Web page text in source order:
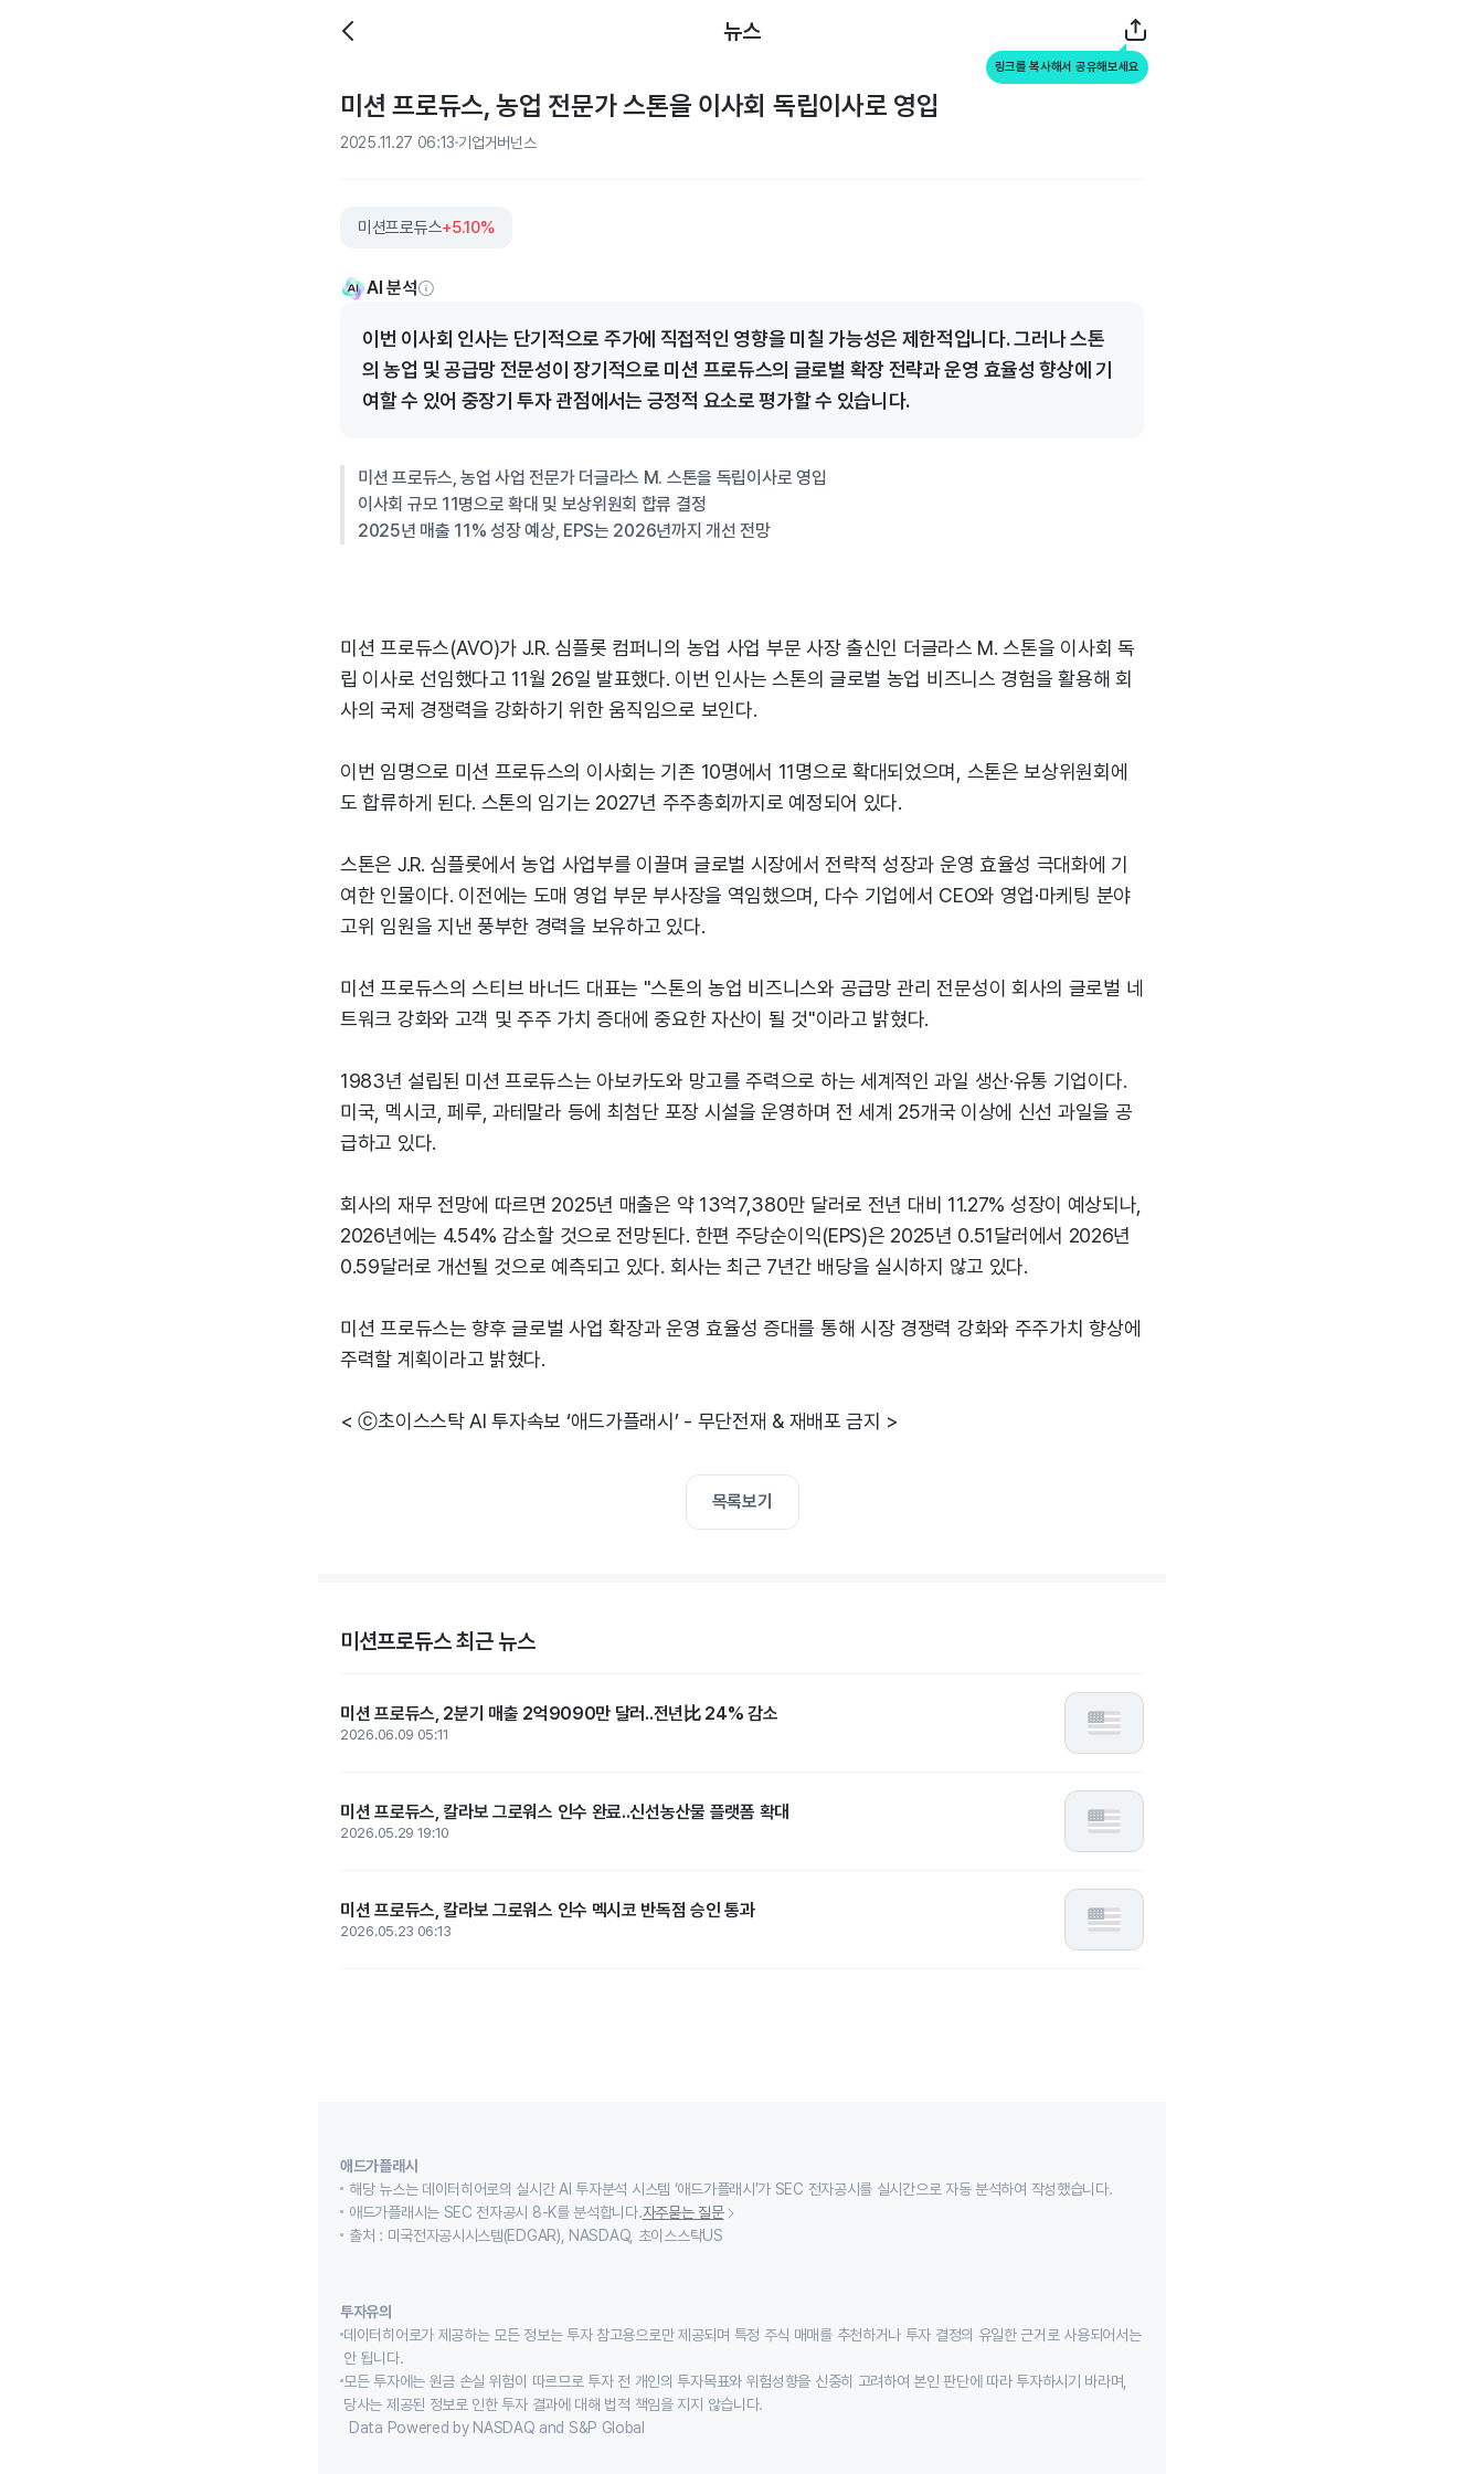
뉴스
링크를 복사해서 공유해보세요
미션 프로듀스, 농업 전문가 스톤을 이사회 독립이사로 영입
2025.11.27 06:13 기업거버넌스
미션프로듀스+5.10%
AI 분석
이번 이사회 인사는 단기적으로 주가에 직접적인 영향을 미칠 가능성은 제한적입니다. 그러나 스톤
의 농업 및 공급망 전문성이 장기적으로 미션 프로듀스의 글로벌 확장 전략과 운영 효율성 향상에 기
여할 수 있어 중장기 투자 관점에서는 긍정적 요소로 평가할 수 있습니다.
미션 프로듀스, 농업 사업 전문가 더글라스 M. 스톤을 독립이사로 영입
이사회 규모 11명으로 확대 및 보상위원회 합류 결정
2025년 매출 11% 성장 예상, EPS는 2026년까지 개선 전망
미션 프로듀스(AVO)가 J.R. 심플롯 컴퍼니의 농업 사업 부문 사장 출신인 더글라스 M. 스톤을 이사회 독
립 이사로 선임했다고 11월 26일 발표했다. 이번 인사는 스톤의 글로벌 농업 비즈니스 경험을 활용해 회
사의 국제 경쟁력을 강화하기 위한 움직임으로 보인다.
이번 임명으로 미션 프로듀스의 이사회는 기존 10명에서 11명으로 확대되었으며, 스톤은 보상위원회에
도 합류하게 된다. 스톤의 임기는 2027년 주주총회까지로 예정되어 있다.
스톤은 J.R. 심플롯에서 농업 사업부를 이끌며 글로벌 시장에서 전략적 성장과 운영 효율성 극대화에 기
여한 인물이다. 이전에는 도매 영업 부문 부사장을 역임했으며, 다수 기업에서 CEO와 영업·마케팅 분야
고위 임원을 지낸 풍부한 경력을 보유하고 있다.
미션 프로듀스의 스티브 바너드 대표는 "스톤의 농업 비즈니스와 공급망 관리 전문성이 회사의 글로벌 네
트워크 강화와 고객 및 주주 가치 증대에 중요한 자산이 될 것"이라고 밝혔다.
1983년 설립된 미션 프로듀스는 아보카도와 망고를 주력으로 하는 세계적인 과일 생산·유통 기업이다.
미국, 멕시코, 페루, 과테말라 등에 최첨단 포장 시설을 운영하며 전 세계 25개국 이상에 신선 과일을 공
급하고 있다.
회사의 재무 전망에 따르면 2025년 매출은 약 13억7,380만 달러로 전년 대비 11.27% 성장이 예상되나,
2026년에는 4.54% 감소할 것으로 전망된다. 한편 주당순이익(EPS)은 2025년 0.51달러에서 2026년
0.59달러로 개선될 것으로 예측되고 있다. 회사는 최근 7년간 배당을 실시하지 않고 있다.
미션 프로듀스는 향후 글로벌 사업 확장과 운영 효율성 증대를 통해 시장 경쟁력 강화와 주주가치 향상에
주력할 계획이라고 밝혔다.
< ⓒ초이스스탁 AI 투자속보 ‘애드가플래시’ - 무단전재 & 재배포 금지 >
목록보기
미션프로듀스 최근 뉴스
미션 프로듀스, 2분기 매출 2억9090만 달러..전년比 24% 감소
2026.06.09 05:11
미션 프로듀스, 칼라보 그로워스 인수 완료..신선농산물 플랫폼 확대
2026.05.29 19:10
미션 프로듀스, 칼라보 그로워스 인수 멕시코 반독점 승인 통과
2026.05.23 06:13
애드가플래시
해당 뉴스는 데이터히어로의 실시간 AI 투자분석 시스템 ‘애드가플래시’가 SEC 전자공시를 실시간으로 자동 분석하여 작성했습니다.
애드가플래시는 SEC 전자공시 8-K를 분석합니다.자주묻는 질문
출처 : 미국전자공시시스템(EDGAR), NASDAQ, 초이스스탁US
투자유의
데이터히어로가 제공하는 모든 정보는 투자 참고용으로만 제공되며 특정 주식 매매를 추천하거나 투자 결정의 유일한 근거로 사용되어서는
안 됩니다.
모든 투자에는 원금 손실 위험이 따르므로 투자 전 개인의 투자목표와 위험성향을 신중히 고려하여 본인 판단에 따라 투자하시기 바라며,
당사는 제공된 정보로 인한 투자 결과에 대해 법적 책임을 지지 않습니다.
Data Powered by NASDAQ and S&P Global